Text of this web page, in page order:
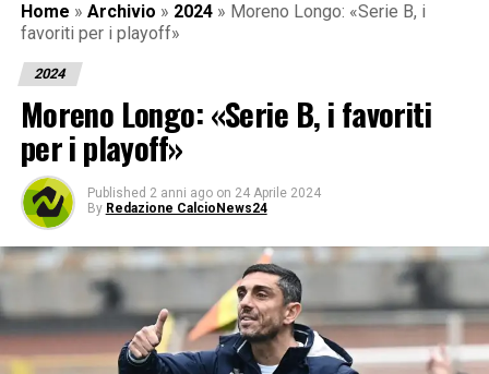
Home » Archivio » 2024 » Moreno Longo: «Serie B, i
favoriti per i playoff»
2024
Moreno Longo: «Serie B, i favoriti
per i playoff»
Published 2 anni ago on 24 Aprile 2024
By Redazione CalcioNews24